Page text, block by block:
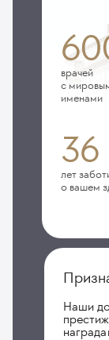
врачей
с
именами
36
лет
о вашем
Наши